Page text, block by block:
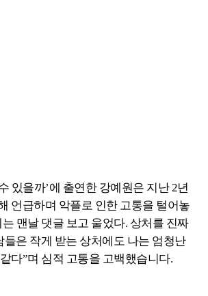
있을까’에 출연한 강예원은 지난 2년
언급하며 악플로 인한 고통을 털어놓
맨날 댓글 보고 울었다. 상처를 진짜
들은 작게 받는 상처에도 나는 엄청난
다”며 심적 고통을 고백했습니다.